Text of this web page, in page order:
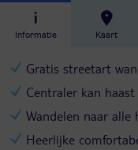
Informatie Kaart
Gratis streetart
Centraler kan
Wandelen naar alle
Heerlijke